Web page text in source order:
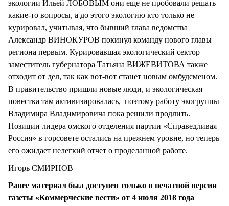
экологии Ильей ЛОБОВЫМ они еще не пробовали решать
какие-то вопросы, а до этого экологию кто только не
курировал, учитывая, что бывший глава ведомства
Александр ВИНОКУРОВ покинул команду нового главы
региона первым. Курировавшая экологический сектор
заместитель губернатора Татьяна ВИЖЕВИТОВА также
отходит от дел, так как вот-вот станет новым омбудсменом.
В правительство пришли новые люди, и экологическая
повестка там активизировалась, поэтому работу экогруппы
Владимира Владимировича пока решили продлить.
Позиции лидера омского отделения партии «Справедливая
Россия» в горсовете остались на прежнем уровне, но теперь
его ожидает нелегкий отчет о проделанной работе.
Игорь СМИРНОВ
Ранее материал был доступен только в печатной версии
газеты «Коммерческие вести» от 4 июля 2018 года